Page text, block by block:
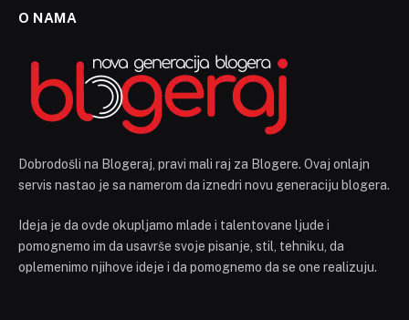
O NAMA
Dobrodošli na Blogeraj, pravi mali raj za Blogere. Ovaj onlajn
servis nastao je sa namerom da iznedri novu generaciju blogera.
Ideja je da ovde okupljamo mlade i talentovane ljude i
pomognemo im da usavrše svoje pisanje, stil, tehniku, da
oplemenimo njihove ideje i da pomognemo da se one realizuju.